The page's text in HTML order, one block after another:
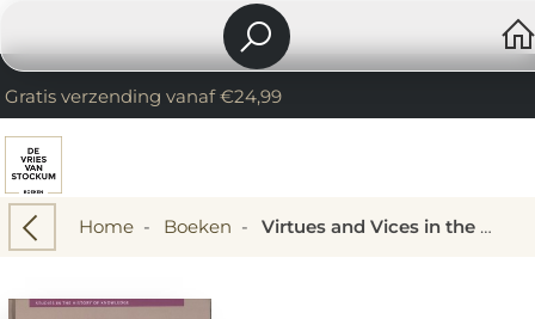
Gratis verzending vanaf €24,99
Home- Boeken - Virtues and Vices in the Nineteenth-Century Humanities